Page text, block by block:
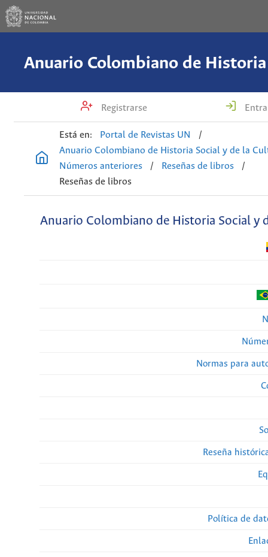
Registrarse
Está en: Portal de Revistas UN
/
Anuario Colombiano de Historia Social y de la
Números anteriores
/ Reseñas de libros
/
Reseñas de libros
Anuario Colombiano de Historia Social y
Normas para
Reseña
Política de